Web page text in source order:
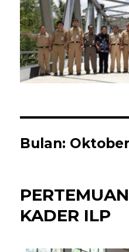
Bulan:
KADER ILP